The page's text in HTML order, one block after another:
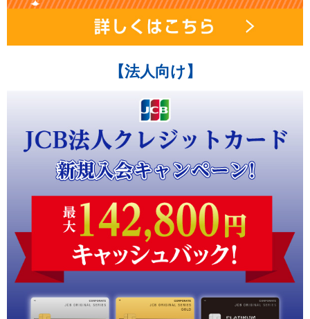
【法人向け】